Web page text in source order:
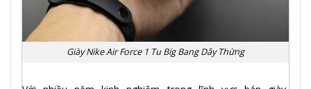
Giày Nike Air Force 1 Tu Big Bang Dây Thừng